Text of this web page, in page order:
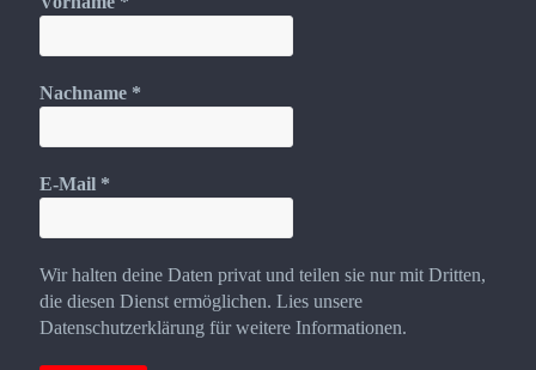
Nachname *
E-Mail *
Wir halten deine Daten privat und teilen sie nur mit Dritten,
die diesen Dienst ermöglichen. Lies unsere
Datenschutzerklärung für weitere Informationen.